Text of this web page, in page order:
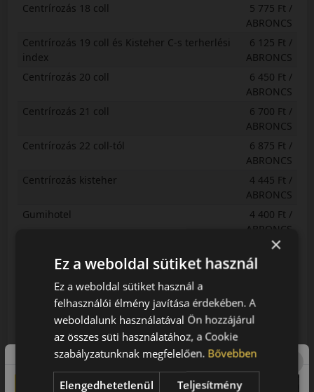
Centrírozás 18 coll
5 775 Ft /
ABRONCS
Centrírozás 19 coll és Kisteher C-s terherlési
index
6 125 Ft /
ABRONCS
Centrírozás 20 coll
6 450 Ft /
ABRONCS
Centrírozás 21 coll
6 700 Ft /
ABRONCS
Centrírozás 22 coll-tól
6 875 Ft /
ABRONCS
Centrírozás kisteher
4 445 Ft /
ABRONCS
Gumihotel
4 400 Ft /
ABRONCS
4 875 Ft /
ABRONCS
Szerelés-centrírozás 14 coll
ABRONCS
Szerelés-centrírozás 15 coll
5 650 Ft /
Szerelés-centrírozás 16 coll
5 900 Ft /
Szerelés-centrírozás 17 coll
×
Ez a weboldal sütiket használ
Ez a weboldal sütiket használ a
felhasználói élmény javítása érdekében. A
weboldalunk használatával Ön hozzájárul
az összes süti használatához, a Cookie
szabályzatunknak megfelelően. Bővebben
Elengedhetetlenül
Teljesítmény